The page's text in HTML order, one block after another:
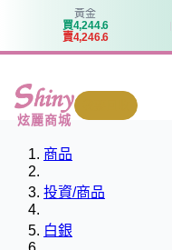
黃金
買4,244.6
賣4,246.6
炫麗商城
商品
投資/商品
白銀